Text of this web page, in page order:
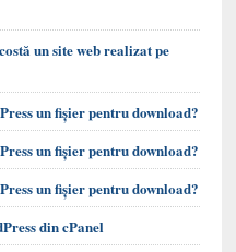
un site web realizat pe
un fișier pentru download?
un fișier pentru download?
un fișier pentru download?
din cPanel